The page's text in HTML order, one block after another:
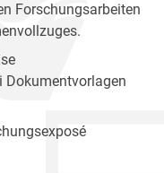
Forschungsarbeiten
Dokumentvorlagen